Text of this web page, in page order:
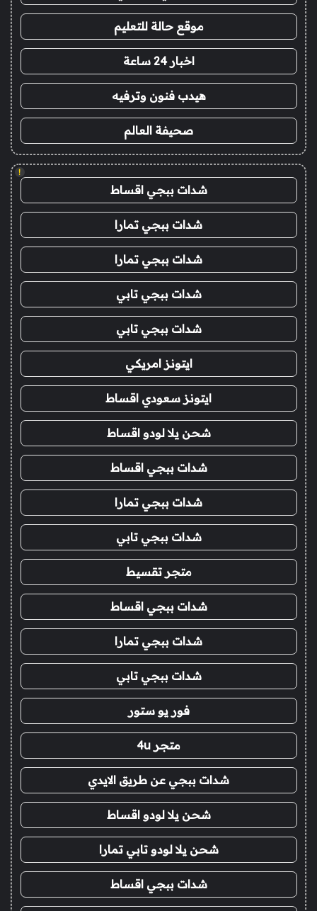
موقع حالة للتعليم
اخبار 24 ساعة
هيدب فنون وترفيه
صحيفة العالم
!
شدات ببجي اقساط
شدات ببجي تمارا
شدات ببجي تمارا
شدات ببجي تابي
شدات ببجي تابي
ايتونز امريكي
ايتونز سعودي اقساط
شحن يلا لودو اقساط
شدات ببجي اقساط
شدات ببجي تمارا
شدات ببجي تابي
متجر تقسيط
شدات ببجي اقساط
شدات ببجي تمارا
شدات ببجي تابي
فور يو ستور
متجر 4u
شدات ببجي عن طريق الايدي
شحن يلا لودو اقساط
شحن يلا لودو تابي تمارا
شدات ببجي اقساط